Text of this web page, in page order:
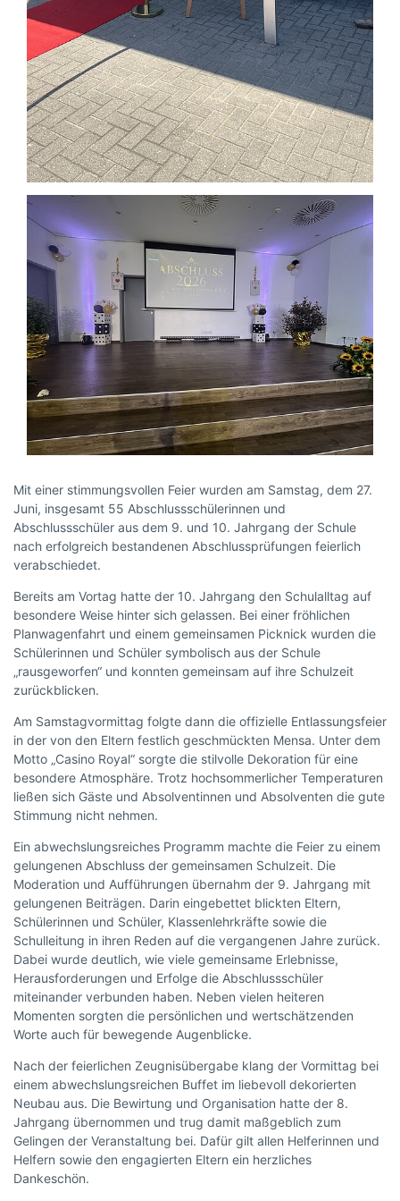
Mit einer stimmungsvollen Feier wurden am Samstag, dem 27.
Juni, insgesamt 55 Abschlussschülerinnen und
Abschlussschüler aus dem 9. und 10. Jahrgang der Schule
nach erfolgreich bestandenen Abschlussprüfungen feierlich
verabschiedet.
Bereits am Vortag hatte der 10. Jahrgang den Schulalltag auf
besondere Weise hinter sich gelassen. Bei einer fröhlichen
Planwagenfahrt und einem gemeinsamen Picknick wurden die
Schülerinnen und Schüler symbolisch aus der Schule
„rausgeworfen“ und konnten gemeinsam auf ihre Schulzeit
zurückblicken.
Am Samstagvormittag folgte dann die offizielle Entlassungsfeier
in der von den Eltern festlich geschmückten Mensa. Unter dem
Motto „Casino Royal“ sorgte die stilvolle Dekoration für eine
besondere Atmosphäre. Trotz hochsommerlicher Temperaturen
ließen sich Gäste und Absolventinnen und Absolventen die gute
Stimmung nicht nehmen.
Ein abwechslungsreiches Programm machte die Feier zu einem
gelungenen Abschluss der gemeinsamen Schulzeit. Die
Moderation und Aufführungen übernahm der 9. Jahrgang mit
gelungenen Beiträgen. Darin eingebettet blickten Eltern,
Schülerinnen und Schüler, Klassenlehrkräfte sowie die
Schulleitung in ihren Reden auf die vergangenen Jahre zurück.
Dabei wurde deutlich, wie viele gemeinsame Erlebnisse,
Herausforderungen und Erfolge die Abschlussschüler
miteinander verbunden haben. Neben vielen heiteren
Momenten sorgten die persönlichen und wertschätzenden
Worte auch für bewegende Augenblicke.
Nach der feierlichen Zeugnisübergabe klang der Vormittag bei
einem abwechslungsreichen Buffet im liebevoll dekorierten
Neubau aus. Die Bewirtung und Organisation hatte der 8.
Jahrgang übernommen und trug damit maßgeblich zum
Gelingen der Veranstaltung bei. Dafür gilt allen Helferinnen und
Helfern sowie den engagierten Eltern ein herzliches
Dankeschön.